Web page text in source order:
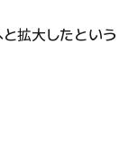
拡大したという